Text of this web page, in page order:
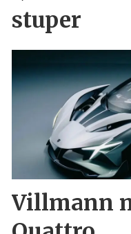
stuper
Villmann